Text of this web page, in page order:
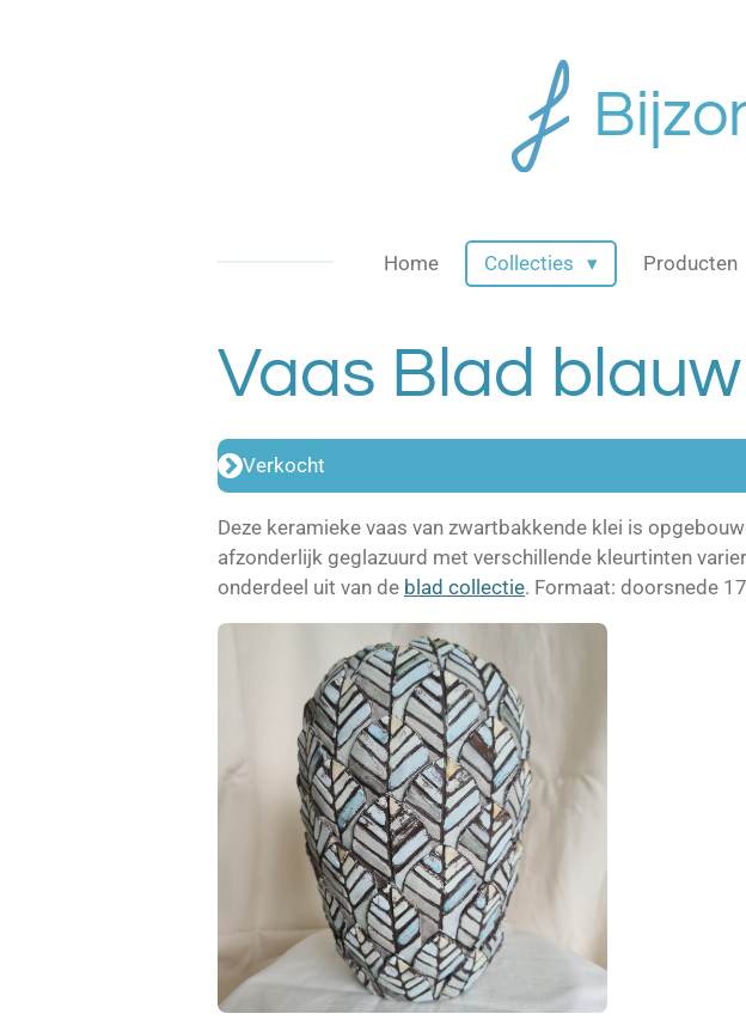
Home Collecties Producten
Vaas Blad blauw
Verkocht
Deze keramieke vaas van zwartbakkende klei is
afzonderlijk geglazuurd met verschillende kleurtinten
onderdeel uit van de blad collectie. Formaat: doorsnede